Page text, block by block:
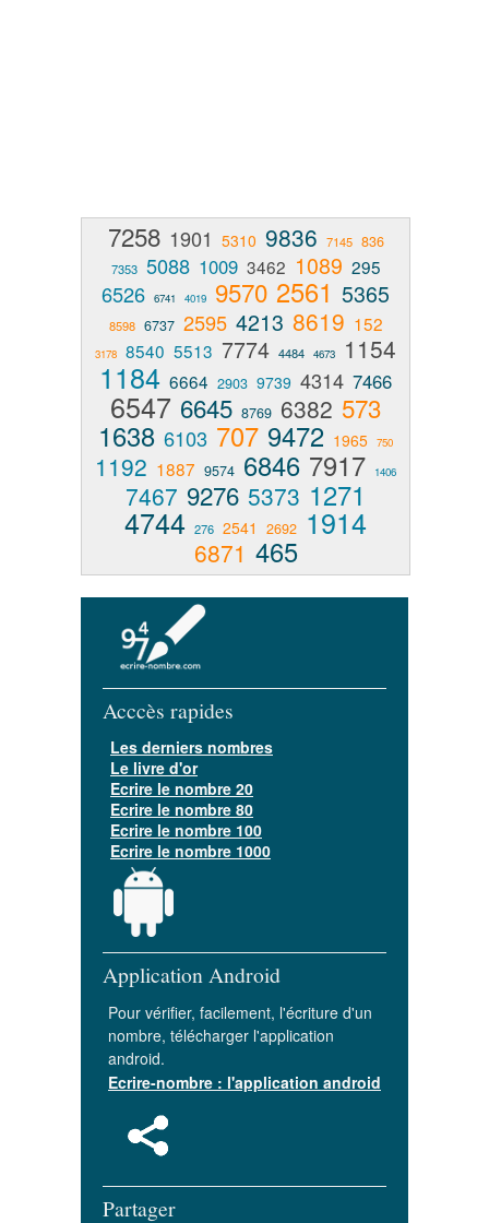
7258 1901 5310 9836 7145 836
7353 5088 1009 3462 1089 295
6526 6741 4019 9570 2561 5365
8598 6737 2595 4213 8619 152
3178 8540 5513 7774 4484 4673 1154
1184 6664 2903 9739 4314 7466
6547 6645 8769 6382 573
1638 6103 707 9472 1965 750
1192 1887 9574 6846 7917 1406
7467 9276 5373 1271
4744 276 2541 2692 1914
6871 465
Acccès rapides
Les derniers nombres
Le livre d'or
Ecrire le nombre 20
Ecrire le nombre 80
Ecrire le nombre 100
Ecrire le nombre 1000
Application Android
Pour vérifier, facilement, l'écriture d'un
nombre, télécharger l'application
android.
Ecrire-nombre : l'application android
Partager